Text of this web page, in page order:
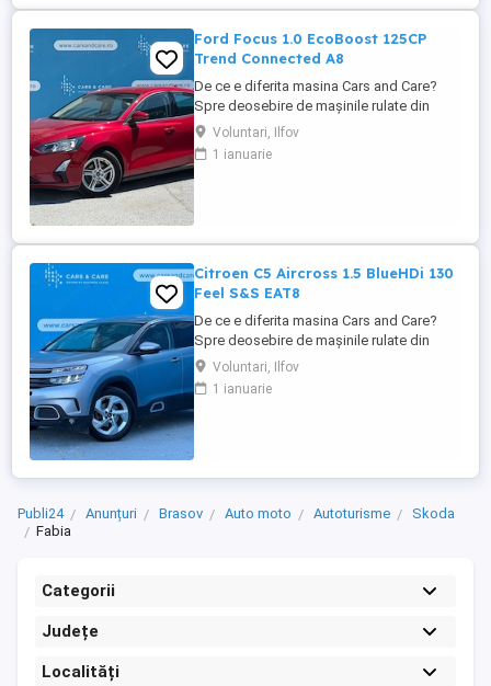
sistemul de răcire. - Diagnostic ...
Ford Focus 1.0 EcoBoost 125CP
Trend Connected A8
De ce e diferita masina Cars and Care?
Spre deosebire de mașinile rulate din
piața obișnuită, aceasta vine direct din
flota proprie a Business Lease — parte a
grupului internațional Autobinck, cu peste
Voluntari, Ilfov
1 ianuarie
Citroen C5 Aircross 1.5 BlueHDi 130
Feel S&S EAT8
De ce e diferita masina Cars and Care?
Spre deosebire de mașinile rulate din
piața obișnuită, aceasta vine direct din
flota proprie a Business Lease — parte a
grupului internațional Autobinck, cu peste
Voluntari, Ilfov
1 ianuarie
Publi24 Anunțuri Brasov Auto moto Autoturisme
Skoda
Fabia
Categorii
Județe
Localități